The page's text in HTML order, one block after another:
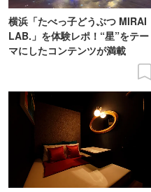
横浜「たべっ子どうぶつ MIRAI
LAB.」を体験レポ！“星”をテー
マにしたコンテンツが満載